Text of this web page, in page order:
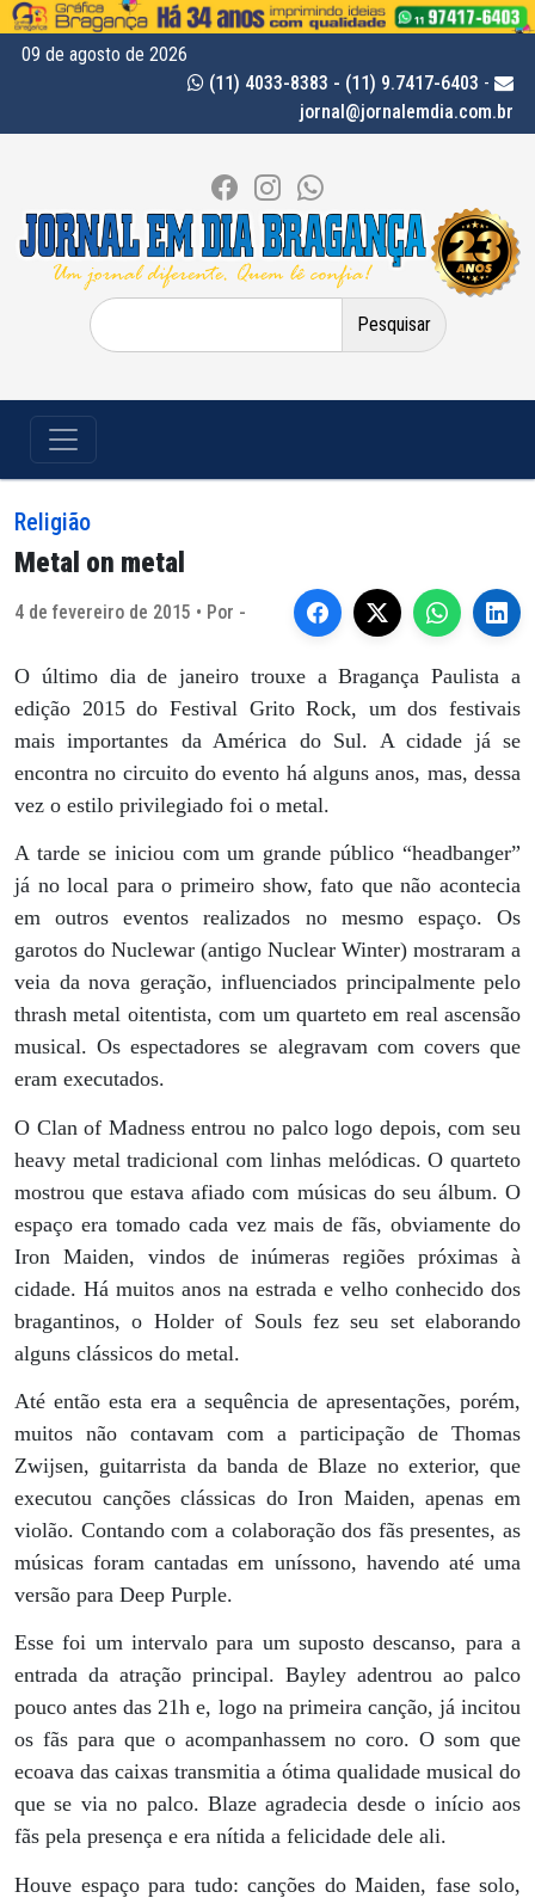
09 de agosto de 2026
(11) 4033-8383 - (11) 9.7417-6403 -
jornal@jornalemdia.com.br
Pesquisar
por:
Religião
Metal on metal
4 de fevereiro de 2015 • Por -
O último dia de janeiro trouxe a Bragança Paulista a
edição 2015 do Festival Grito Rock, um dos festivais
mais importantes da América do Sul. A cidade já se
encontra no circuito do evento há alguns anos, mas, dessa
vez o estilo privilegiado foi o metal.
A tarde se iniciou com um grande público “headbanger”
já no local para o primeiro show, fato que não acontecia
em outros eventos realizados no mesmo espaço. Os
garotos do Nuclewar (antigo Nuclear Winter) mostraram a
veia da nova geração, influenciados principalmente pelo
thrash metal oitentista, com um quarteto em real ascensão
musical. Os espectadores se alegravam com covers que
eram executados.
O Clan of Madness entrou no palco logo depois, com seu
heavy metal tradicional com linhas melódicas. O quarteto
mostrou que estava afiado com músicas do seu álbum. O
espaço era tomado cada vez mais de fãs, obviamente do
Iron Maiden, vindos de inúmeras regiões próximas à
cidade. Há muitos anos na estrada e velho conhecido dos
bragantinos, o Holder of Souls fez seu set elaborando
alguns clássicos do metal.
Até então esta era a sequência de apresentações, porém,
muitos não contavam com a participação de Thomas
Zwijsen, guitarrista da banda de Blaze no exterior, que
executou canções clássicas do Iron Maiden, apenas em
violão. Contando com a colaboração dos fãs presentes, as
músicas foram cantadas em uníssono, havendo até uma
versão para Deep Purple.
Esse foi um intervalo para um suposto descanso, para a
entrada da atração principal. Bayley adentrou ao palco
pouco antes das 21h e, logo na primeira canção, já incitou
os fãs para que o acompanhassem no coro. O som que
ecoava das caixas transmitia a ótima qualidade musical do
que se via no palco. Blaze agradecia desde o início aos
fãs pela presença e era nítida a felicidade dele ali.
Houve espaço para tudo: canções do Maiden, fase solo,